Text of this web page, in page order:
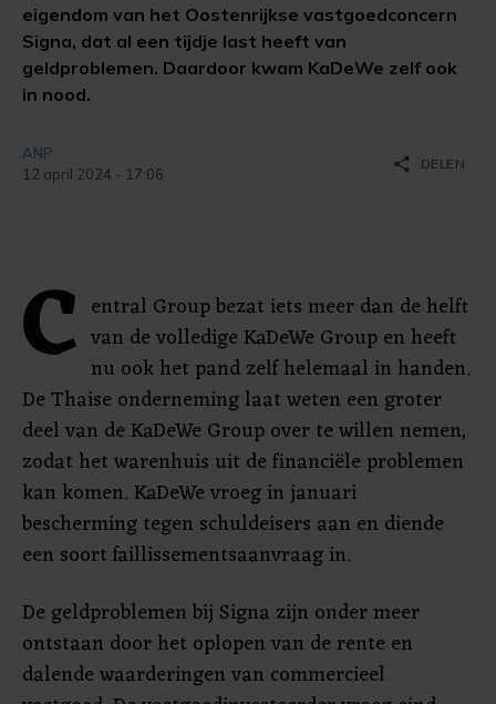
eigendom van het Oostenrijkse vastgoedconcern
Signa, dat al een tijdje last heeft van
geldproblemen. Daardoor kwam KaDeWe zelf ook
in nood.
ANP
12 april 2024 - 17:06
share DELEN
C entral Group bezat iets meer dan de helft
van de volledige KaDeWe Group en heeft
nu ook het pand zelf helemaal in handen.
De Thaise onderneming laat weten een groter
deel van de KaDeWe Group over te willen nemen,
zodat het warenhuis uit de financiële problemen
kan komen. KaDeWe vroeg in januari
bescherming tegen schuldeisers aan en diende
een soort faillissementsaanvraag in.
De geldproblemen bij Signa zijn onder meer
ontstaan door het oplopen van de rente en
dalende waarderingen van commercieel